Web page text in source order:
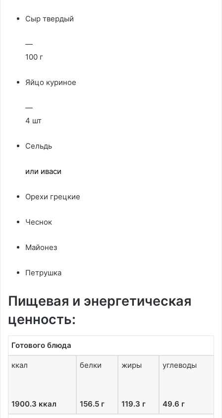
Сыр твердый
—
100 г
Яйцо куриное
—
4 шт
Сельдь
или иваси
Орехи грецкие
Чеснок
Майонез
Петрушка
Пищевая и энергетическая
ценность:
Готового блюда
ккал
1900.3 ккал
белки
156.5 г
жиры
119.3 г
углеводы
49.6 г